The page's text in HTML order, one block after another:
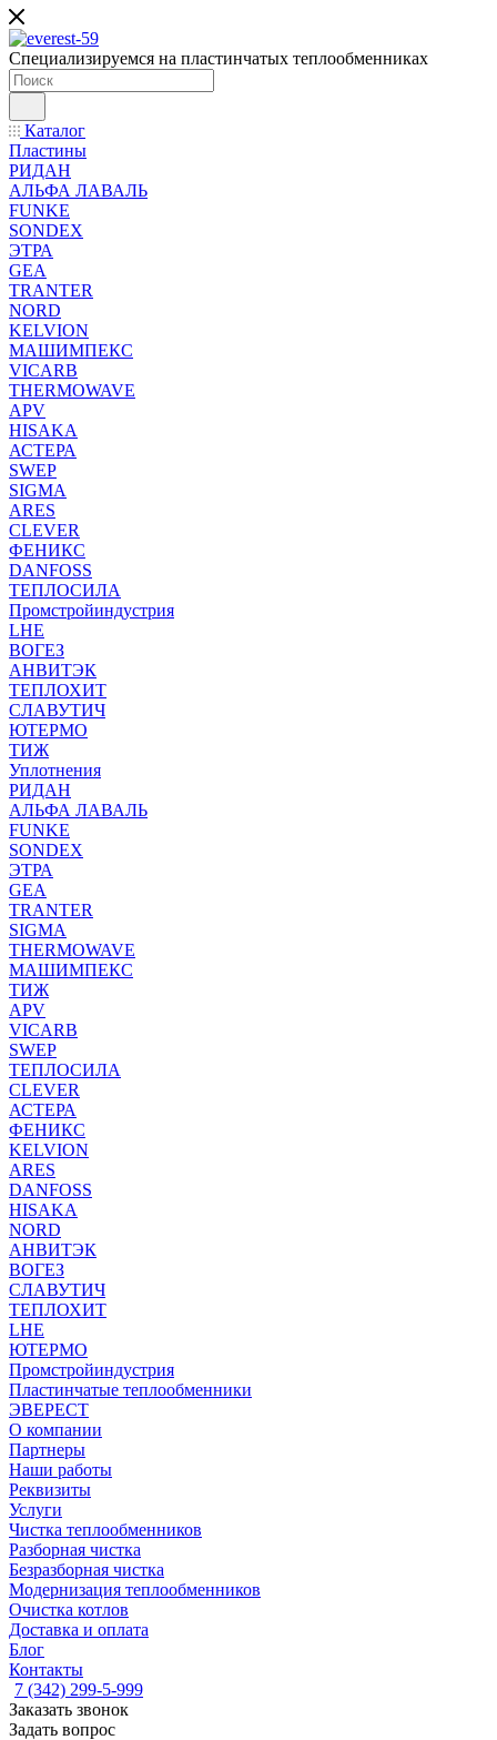
Специализируемся на пластинчатых теплообменниках
Каталог
Пластины
РИДАН
АЛЬФА ЛАВАЛЬ
FUNKE
SONDEX
ЭТРА
GEA
TRANTER
NORD
KELVION
МАШИМПЕКС
VICARB
THERMOWAVE
APV
HISAKA
АСТЕРА
SWEP
SIGMA
ARES
CLEVER
ФЕНИКС
DANFOSS
ТЕПЛОСИЛА
Промстройиндустрия
LHE
ВОГЕЗ
АНВИТЭК
ТЕПЛОХИТ
СЛАВУТИЧ
ЮТЕРМО
ТИЖ
Уплотнения
РИДАН
АЛЬФА ЛАВАЛЬ
FUNKE
SONDEX
ЭТРА
GEA
TRANTER
SIGMA
THERMOWAVE
МАШИМПЕКС
ТИЖ
APV
VICARB
SWEP
ТЕПЛОСИЛА
CLEVER
АСТЕРА
ФЕНИКС
KELVION
ARES
DANFOSS
HISAKA
NORD
АНВИТЭК
ВОГЕЗ
СЛАВУТИЧ
ТЕПЛОХИТ
LHE
ЮТЕРМО
Промстройиндустрия
Пластинчатые теплообменники
ЭВЕРЕСТ
О компании
Партнеры
Наши работы
Реквизиты
Услуги
Чистка теплообменников
Разборная чистка
Безразборная чистка
Модернизация теплообменников
Очистка котлов
Доставка и оплата
Блог
Контакты
7 (342) 299-5-999
Заказать звонок
Задать вопрос